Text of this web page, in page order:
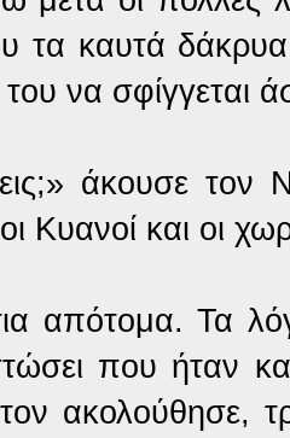
τα καυτά δάκρυα
να σφίγγεται
άκουσε
Κυανοί και οι
απότομα. Τα
που ήταν
τον